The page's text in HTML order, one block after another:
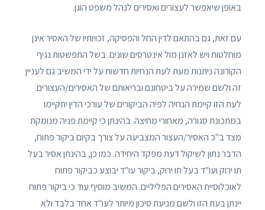
באופן שיאפשר לעצורים ואסירים לנהל משפט הוגן.
עם זאת, גם בהתאם לדין החל והפסיקה, זכויותיו של האסיר אינן
מוחלטות ויש לאזנן מול אינטרסים שונים. בשל התפשטות נגיף
הקורונה ניתנות מעת לעת הנחיות חדשות על ידי המשיב גם לעניין
זה ולשם שמירה על ביטחונם ובריאותם של האסירים/העצורים.
לעת הזו קיימת הנחיה לפיה הביקורים של עורכי הדין יתקיימו
במתכונת סגורה, מאחורי מחיצה. בהינתן כי קיימת פניה מנומקת
מצד ב"כ האסיר/העצור המצביעה על צורך בקיום ביקור פתוח,
הדבר נתון לשיקול דעת מפקד היחידה. כמו כן, בהינתן אסיר בעל
תו ירוק ועו"ד בעל תו ירוק, ביקור עו"ד יבוצע כביקור פתוח
לאוכלוסיית האסירים הפליליים. המשיב מוסיף עוד כי ביקור פתוח
יינתן בעת הזו ולשם מניעת סיכון מיותר לעו"ד אחד בלבד ולא